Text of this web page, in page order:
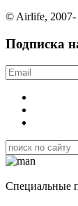
© Airlife, 2007-
Подписка
Специальные